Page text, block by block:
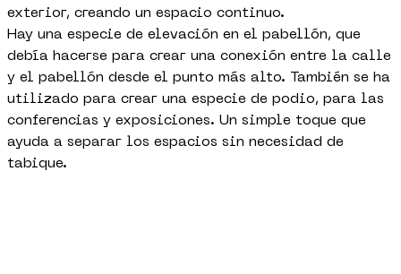
exterior, creando un espacio continuo.
Hay una especie de elevación en el pabellón, que
debía hacerse para crear una conexión entre la calle
y el pabellón desde el punto más alto. También se ha
utilizado para crear una especie de podio, para las
conferencias y exposiciones. Un simple toque que
ayuda a separar los espacios sin necesidad de
tabique.